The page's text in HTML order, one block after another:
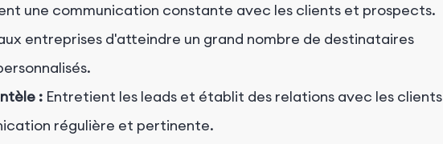
une communication constante avec les clients et prospects.
entreprises d'atteindre un grand nombre de destinataires
: Entretient les leads et établit des relations avec les clients
régulière et pertinente.